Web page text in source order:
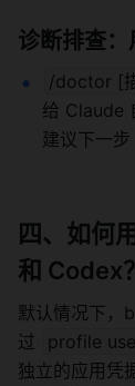
诊断排查
/doctor [
给 Claude
建议下一步
四、如何
和 Codex？
默认情况下，
过
profile
独立的应用凭